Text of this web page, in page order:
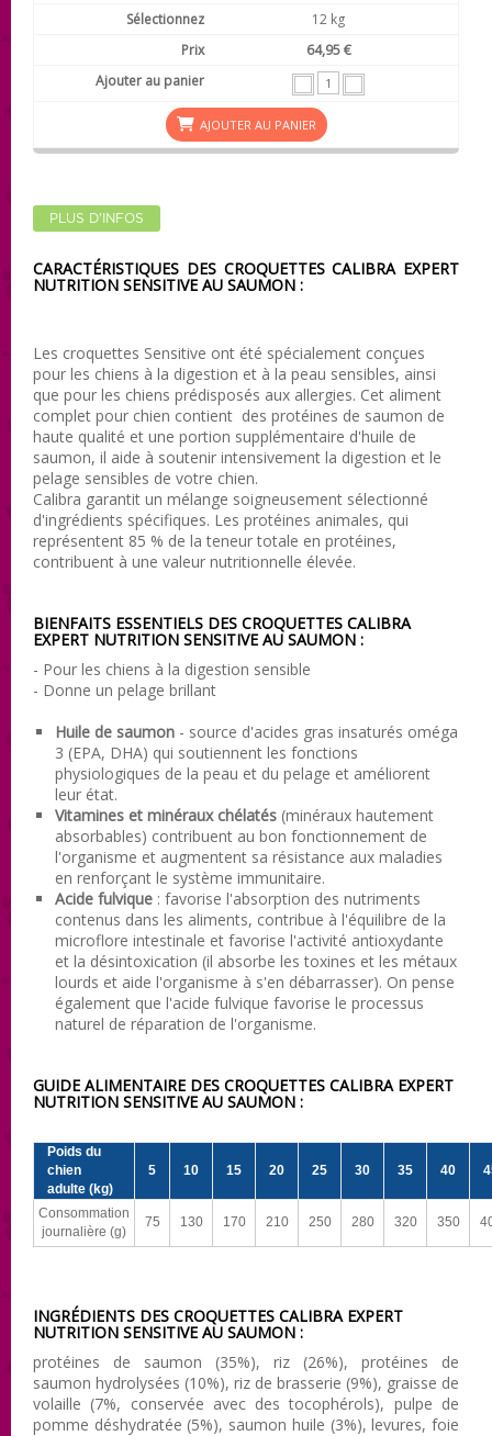
12 kg
64,95 €
AJOUTER AU PANIER
PLUS D'INFOS
CARACTÉRISTIQUES DES CROQUETTES CALIBRA EXPERT
NUTRITION SENSITIVE AU SAUMON :
Les croquettes Sensitive ont été spécialement conçues
pour les chiens à la digestion et à la peau sensibles, ainsi
que pour les chiens prédisposés aux allergies. Cet aliment
complet pour chien contient des protéines de saumon de
haute qualité et une portion supplémentaire d'huile de
saumon, il aide à soutenir intensivement la digestion et le
pelage sensibles de votre chien.
Calibra garantit un mélange soigneusement sélectionné
d'ingrédients spécifiques. Les protéines animales, qui
représentent 85 % de la teneur totale en protéines,
contribuent à une valeur nutritionnelle élevée.
BIENFAITS ESSENTIELS DES CROQUETTES CALIBRA
EXPERT NUTRITION SENSITIVE AU SAUMON :
- Pour les chiens à la digestion sensible
- Donne un pelage brillant
Huile de saumon - source d'acides gras insaturés oméga
3 (EPA, DHA) qui soutiennent les fonctions
physiologiques de la peau et du pelage et améliorent
leur état.
Vitamines et minéraux chélatés (minéraux hautement
absorbables) contribuent au bon fonctionnement de
l'organisme et augmentent sa résistance aux maladies
en renforçant le système immunitaire.
Acide fulvique : favorise l'absorption des nutriments
contenus dans les aliments, contribue à l'équilibre de la
microflore intestinale et favorise l'activité antioxydante
et la désintoxication (il absorbe les toxines et les métaux
lourds et aide l'organisme à s'en débarrasser). On pense
également que l'acide fulvique favorise le processus
naturel de réparation de l'organisme.
GUIDE ALIMENTAIRE DES CROQUETTES CALIBRA EXPERT
NUTRITION SENSITIVE AU SAUMON :
Poids du
chien
adulte (kg)
5 10 15 20 25 30 35 40
Consommation
journalière (g)
75 130 170 210 250 280 320 350
INGRÉDIENTS DES CROQUETTES CALIBRA EXPERT
NUTRITION SENSITIVE AU SAUMON :
protéines de saumon (35%), riz (26%), protéines de
saumon hydrolysées (10%), riz de brasserie (9%), graisse de
volaille (7%, conservée avec des tocophérols), pulpe de
pomme déshydratée (5%), saumon huile (3%), levures, foie